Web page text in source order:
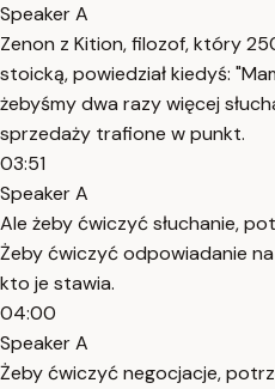
Speaker A
Zenon z Kition, filozof, który
stoicką, powiedział kiedyś:
żebyśmy dwa razy więcej
sprzedaży trafione w punkt.
03:51
Speaker A
Ale żeby ćwiczyć słuchanie,
Żeby ćwiczyć odpowiadanie
kto je stawia.
04:00
Speaker A
Żeby ćwiczyć negocjacje,